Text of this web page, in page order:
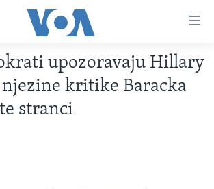
DRŽAVE
upozoravaju Hillary
kritike Baracka
stranci